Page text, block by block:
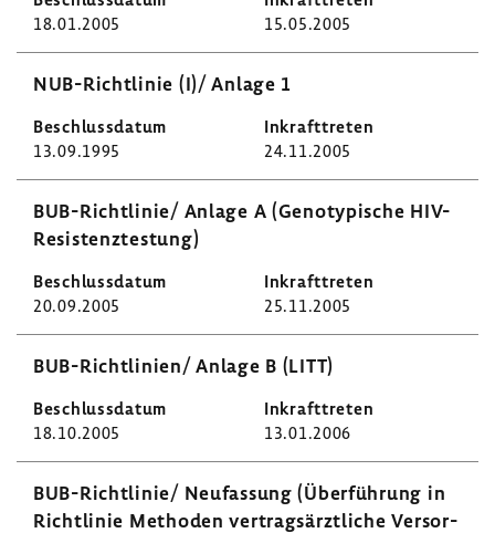
18.01.2005 15.05.2005
NUB-​Richtlinie (I)/ Anlage 1
13.09.1995 24.11.2005
BUB-​Richtlinie/ Anlage A (Geno­ty­pi­sche HIV-​
Resistenztestung)
20.09.2005 25.11.2005
BUB-​Richtlinien/ Anlage B (LITT)
18.10.2005 13.01.2006
BUB-​Richtlinie/ Neufas­sung (Über­füh­rung in
Richt­linie Methoden vertrags­ärzt­liche Versor­